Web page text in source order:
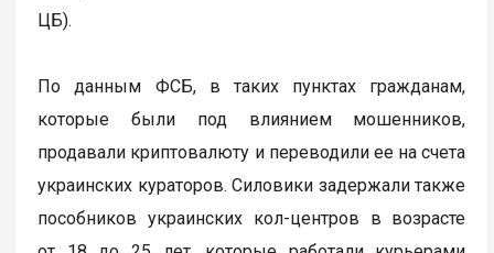
ЦБ).
По данным ФСБ, в таких пунктах гражданам,
которые были под влиянием мошенников,
продавали криптовалюту и переводили ее на счета
украинских кураторов. Силовики задержали также
пособников украинских кол-центров в возрасте